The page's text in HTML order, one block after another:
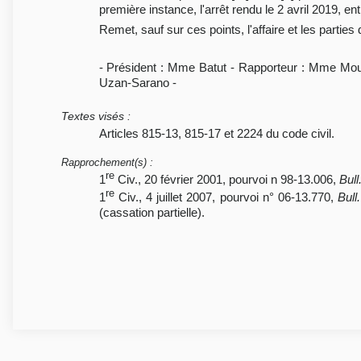
première instance, l'arrêt rendu le 2 avril 2019,
Remet, sauf sur ces points, l'affaire et les
- Président : Mme Batut - Rapporteur : Mme
Uzan-Sarano -
Textes visés :
Articles 815-13, 815-17 et 2224 du code civil.
Rapprochement(s) :
1reCiv., 20 février 2001, pourvoi n 98-13.006, Bull.
1reCiv., 4 juillet 2007, pourvoi n° 06-13.770,Bull.
(cassation partielle).